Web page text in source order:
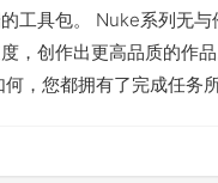
工具包。 Nuke系列无
，创作出更高品质的作
，您都拥有了完成任务
展。 性能和表现 为满足